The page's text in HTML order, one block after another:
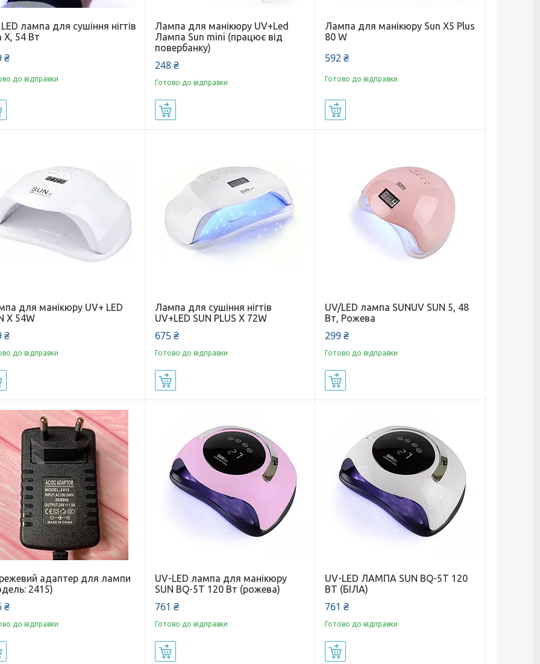
лампа для сушіння нігтів
X, 54 Вт
₴
до відправки
Лампа для манікюру UV+Led
Лампа Sun mini (працює від
повербанку)
248 ₴
Готово до відправки
Лампа для манікюру Sun X5 Plus
80 W
592 ₴
Готово до відправки
для манікюру UV+ LED
X 54W
₴
до відправки
Лампа для сушіння нігтів
UV+LED SUN PLUS X 72W
675 ₴
Готово до відправки
UV/LED лампа SUNUV SUN 5, 48
Вт, Рожева
299 ₴
Готово до відправки
адаптер для лампи
2415)
₴
до відправки
UV-LED лампа для манікюру
SUN BQ-5T 120 Вт (рожева)
761 ₴
Готово до відправки
UV-LED ЛАМПА SUN BQ-5T 120
ВТ (БІЛА)
761 ₴
Готово до відправки